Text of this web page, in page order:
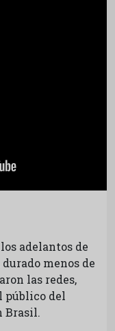
adelantos de
menos de
las redes,
público del
Brasil.